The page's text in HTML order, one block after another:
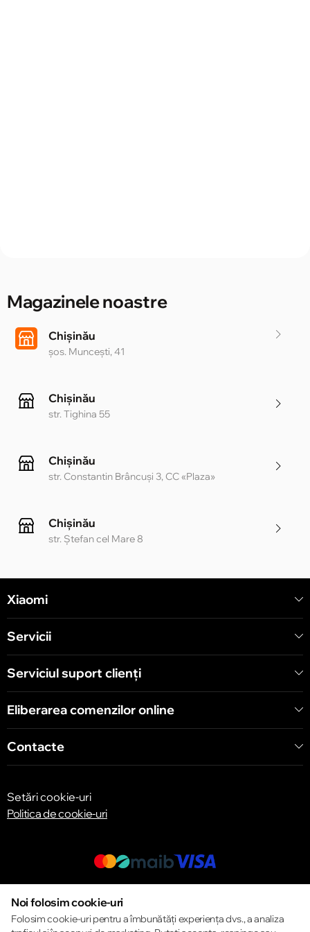
Magazinele noastre
Chișinău
șos. Muncești, 41
Chișinău
str. Tighina 55
Chișinău
str. Constantin Brâncuși 3, CC «Plaza»
Chișinău
str. Ștefan cel Mare 8
Chișinău
str. Arborilor 21, CC «Shopping MallDova»
Xiaomi
Servicii
Serviciul suport clienţi
Eliberarea comenzilor online
Contacte
Setări cookie-uri
Politica de cookie-uri
© 2013 – 2026 ECOM
Noi folosim cookie-uri
Folosim cookie-uri pentru a îmbunătăți experiența dvs., a analiza